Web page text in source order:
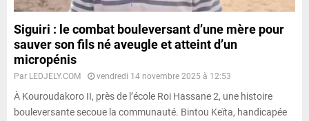
Siguiri : le combat bouleversant d’une mère pour
sauver son fils né aveugle et atteint d’un
micropénis
Par LEDJELY.COM vendredi 14 novembre 2025 à 12:53
À Kouroudakoro II, près de l’école Roi Hassane 2, une histoire
bouleversante secoue la communauté. Bintou Keïta, handicapée